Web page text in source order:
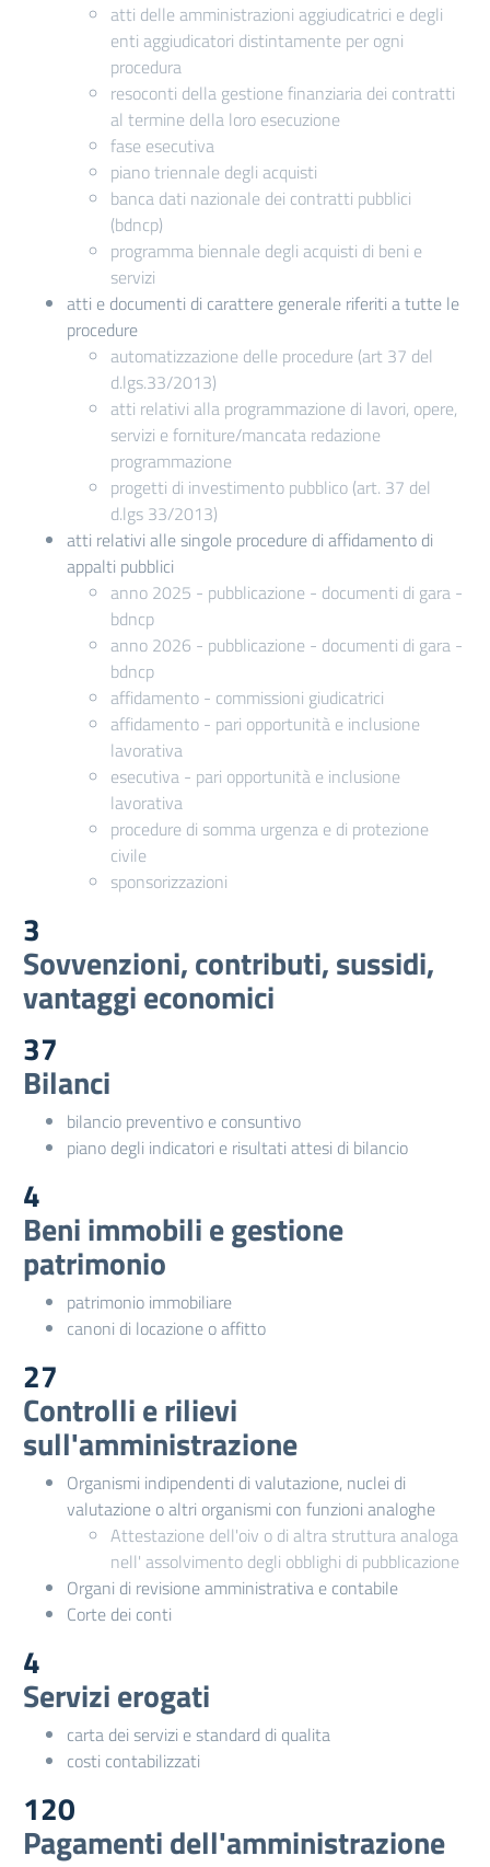
atti delle amministrazioni aggiudicatrici e degli
enti aggiudicatori distintamente per ogni
procedura
resoconti della gestione finanziaria dei contratti
al termine della loro esecuzione
fase esecutiva
piano triennale degli acquisti
banca dati nazionale dei contratti pubblici
(bdncp)
programma biennale degli acquisti di beni e
servizi
atti e documenti di carattere generale riferiti a tutte le
procedure
automatizzazione delle procedure (art 37 del
d.lgs.33/2013)
atti relativi alla programmazione di lavori, opere,
servizi e forniture/mancata redazione
programmazione
progetti di investimento pubblico (art. 37 del
d.lgs 33/2013)
atti relativi alle singole procedure di affidamento di
appalti pubblici
anno 2025 - pubblicazione - documenti di gara -
bdncp
anno 2026 - pubblicazione - documenti di gara -
bdncp
affidamento - commissioni giudicatrici
affidamento - pari opportunità e inclusione
lavorativa
esecutiva - pari opportunità e inclusione
lavorativa
procedure di somma urgenza e di protezione
civile
sponsorizzazioni
3
Sovvenzioni, contributi, sussidi,
vantaggi economici
37
Bilanci
bilancio preventivo e consuntivo
piano degli indicatori e risultati attesi di bilancio
4
Beni immobili e gestione
patrimonio
patrimonio immobiliare
canoni di locazione o affitto
27
Controlli e rilievi
sull'amministrazione
Organismi indipendenti di valutazione, nuclei di
valutazione o altri organismi con funzioni analoghe
Attestazione dell'oiv o di altra struttura analoga
nell' assolvimento degli obblighi di pubblicazione
Organi di revisione amministrativa e contabile
Corte dei conti
4
Servizi erogati
carta dei servizi e standard di qualita
costi contabilizzati
120
Pagamenti dell'amministrazione